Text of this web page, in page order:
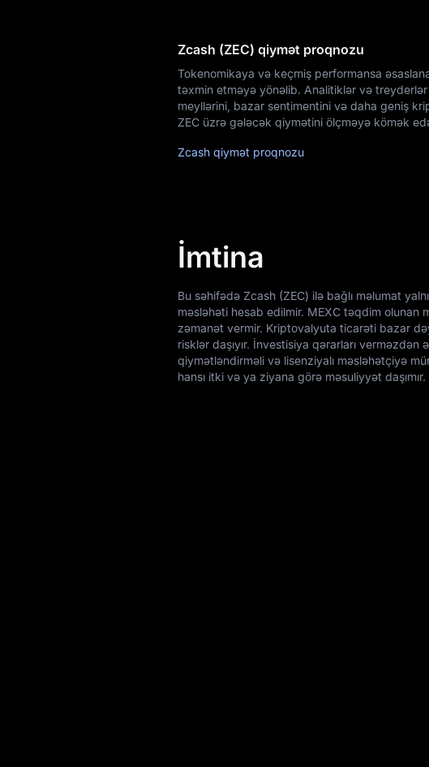
Zcash (ZEC) qiymət proqnozu
Tokenomikaya və keçmiş performansa
təxmin etməyə yönəlib. Analitiklər və
meyllərini, bazar sentimentini və daha geniş
ZEC üzrə gələcək qiymətini ölçməyə kömək
Zcash qiymət proqnozu
İmtina
Bu səhifədə Zcash (ZEC) ilə bağlı məlumat
məsləhəti hesab edilmir. MEXC təqdim olunan
zəmanət vermir. Kriptovalyuta ticarəti bazar
risklər daşıyır. İnvestisiya qərarları
qiymətləndirməli və lisenziyalı məsləhətçiyə
hansı itki və ya ziyana görə məsuliyyət daşımır.